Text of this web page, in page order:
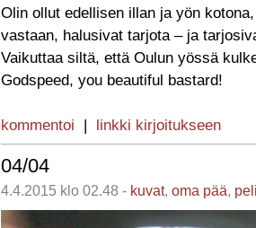
Olin ollut edellisen illan ja yön
vastaan, halusivat tarjota – ja
Vaikuttaa siltä, että Oulun yössä
Godspeed, you beautiful bastard!
kommentoi | linkki kirjoitukseen
04/04
4.4.2015 klo 02.48 - kuvat, oma pää,